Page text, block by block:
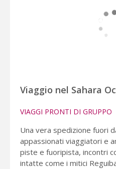
Viaggio nel Sahara
VIAGGI PRONTI DI GRUPPO
Una vera spedizione fuori
appassionati viaggiatori e
piste e fuoripista, incontri
intatte come i mitici